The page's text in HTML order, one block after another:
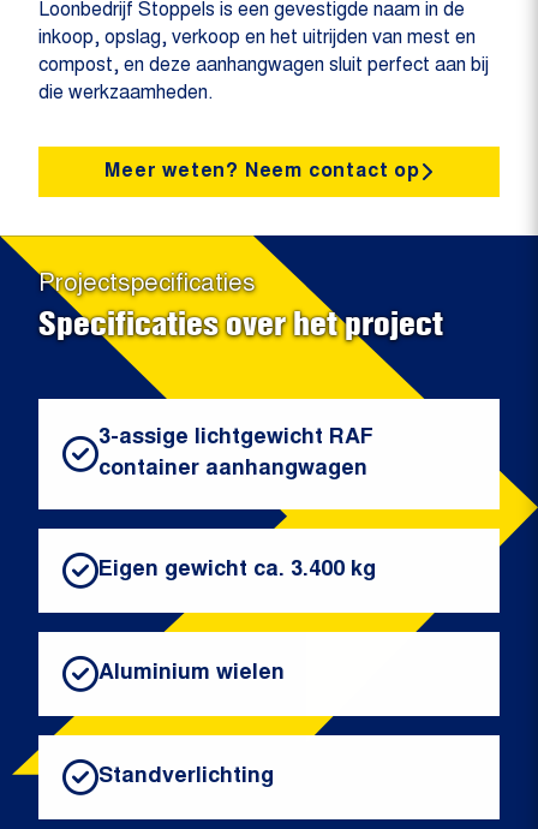
Loonbedrijf Stoppels is een gevestigde naam in de
inkoop, opslag, verkoop en het uitrijden van mest en
compost, en deze aanhangwagen sluit perfect aan bij
die werkzaamheden.
Meer weten? Neem contact op
Projectspecificaties
Specificaties over het project
3-assige lichtgewicht RAF
container aanhangwagen
Eigen gewicht ca. 3.400 kg
Aluminium wielen
Standverlichting